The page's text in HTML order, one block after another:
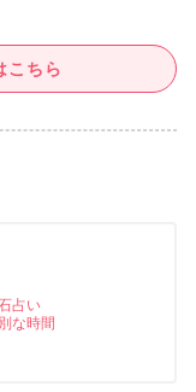
こちら
占い
な時間